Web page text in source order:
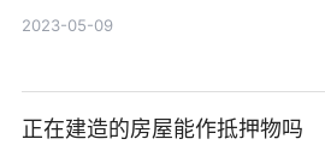
2023-05-09
正在建造的房屋能作抵押物吗